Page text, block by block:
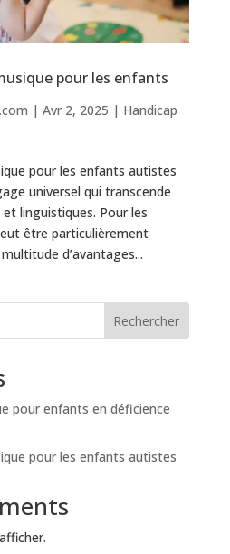
pour les enfants
| Avr 2, 2025 | Handicap
pour les enfants autistes
universel qui transcende
linguistiques. Pour les
être particulièrement
d’avantages...
Rechercher
pour enfants en déficience
pour les enfants autistes